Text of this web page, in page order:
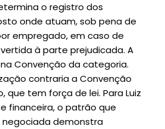
o registro dos
onde atuam, sob pena de
empregado, em caso de
à parte prejudicada. A
Convenção da categoria.
contraria a Convenção
que tem força de lei. Para Luiz
financeira, o patrão que
negociada demonstra